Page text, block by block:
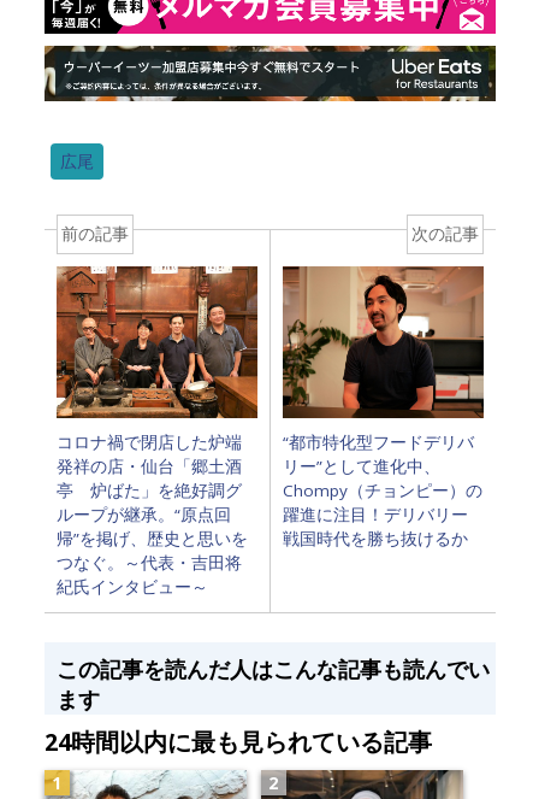
広尾
前の記事
コロナ禍で閉店した炉端
発祥の店・仙台「郷土酒
亭 炉ばた」を絶好調グ
ループが継承。“原点回
帰”を掲げ、歴史と思いを
つなぐ。～代表・吉田将
紀氏インタビュー～
次の記事
“都市特化型フードデリバ
リー”として進化中、
Chompy（チョンピー）の
躍進に注目！デリバリー
戦国時代を勝ち抜けるか
この記事を読んだ人はこんな記事も読んでい
ます
24時間以内に最も見られている記事